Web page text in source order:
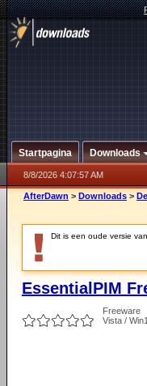
Startpagina Downloads
8/8/2026 4:07:57 AM
AfterDawn > Downloads >
Dit is een oude versie
EssentialPIM
Freeware
Vista /